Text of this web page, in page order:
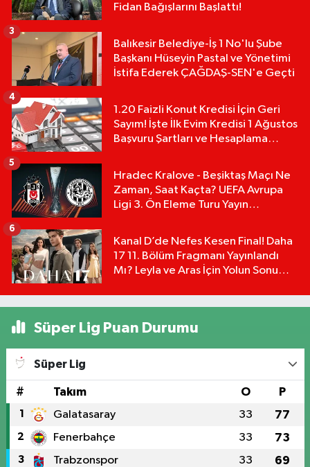
Fidan Bağışlarını Başlattı!
Balıkesir Belediye-İş 1 No'lu Şube
Başkanı Hüseyin Pastal ve Yönetimi
İstifa Ederek ÇAĞDAŞ-SEN'e Geçti
3
1.20 Faizli Konut Kredisi İçin Geri
Sayım! İşte İlk Evim Kredisi 1 Ağustos
Başvuru Şartları ve Hesaplama
4
Hradec Kralove - Beşiktaş Maçı Ne
Zaman, Saat Kaçta? UEFA Avrupa
Ligi 3. Ön Eleme Turu Yayın
5
Kanal D’de Nefes Kesen Final! Daha
17 11. Bölüm Fragmanı Yayınlandı
Mı? Leyla ve Aras İçin Yolun Sonu
6
Süper Lig Puan Durumu
Süper Lig
# Takım O P
1 Galatasaray 33 77
2 Fenerbahçe 33 73
3 Trabzonspor 33 69